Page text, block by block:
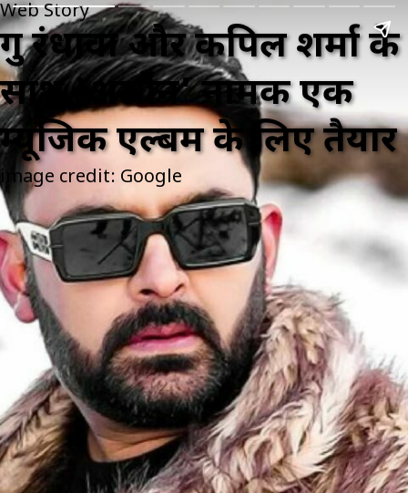
Web Story
गुरु रंधावा और कपिल शर्मा के
साथ 'अलोन' नामक एक
म्यूजिक एल्बम के लिए तैयार
image credit: Google